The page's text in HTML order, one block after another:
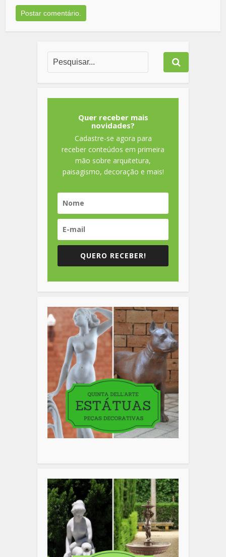
Quer receber mais
novidades?
Cadastre-se agora para
receber conteúdos em primeira
mão sobre arquitetura,
paisagismo, decoração e mais!
QUERO RECEBER!